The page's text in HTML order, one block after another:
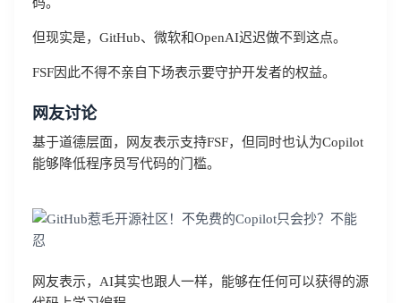
但现实是，GitHub、微软和OpenAI迟迟做不到这点。
FSF因此不得不亲自下场表示要守护开发者的权益。
网友讨论
基于道德层面，网友表示支持FSF，但同时也认为Copilot
能够降低程序员写代码的门槛。
网友表示，AI其实也跟人一样，能够在任何可以获得的源